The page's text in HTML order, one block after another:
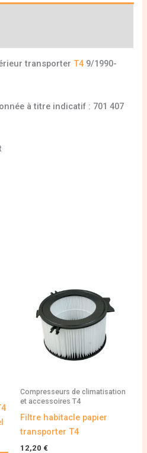
transporterT4 9/1990-
à titre indicatif : 701 407
Compresseurs de climatisation
et accessoires T4
Filtre habitacle papier
transporter T4
12,20 €